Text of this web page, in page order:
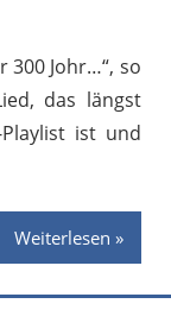
300 Johr…“, so
das längst
ist und
Weiterlesen